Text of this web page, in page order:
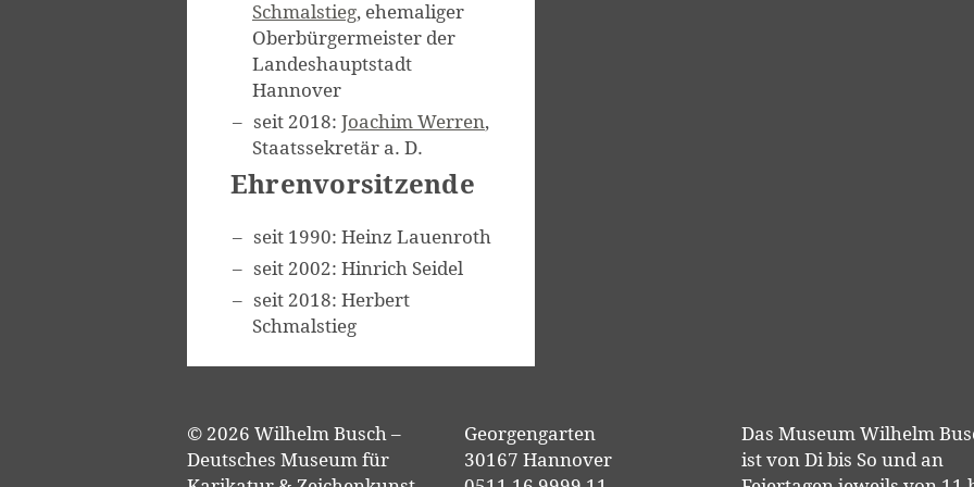
Schmalstieg, ehemaliger
Oberbürgermeister der
Landeshauptstadt
Hannover
seit 2018: Joachim Werren,
Staatssekretär a. D.
Ehrenvorsitzende
seit 1990: Heinz Lauenroth
seit 2002: Hinrich Seidel
seit 2018: Herbert
Schmalstieg
© 2026 Wilhelm Busch –
Deutsches Museum für
Georgengarten
30167 Hannover
Das Museum Wilhelm
ist von Di bis So und an